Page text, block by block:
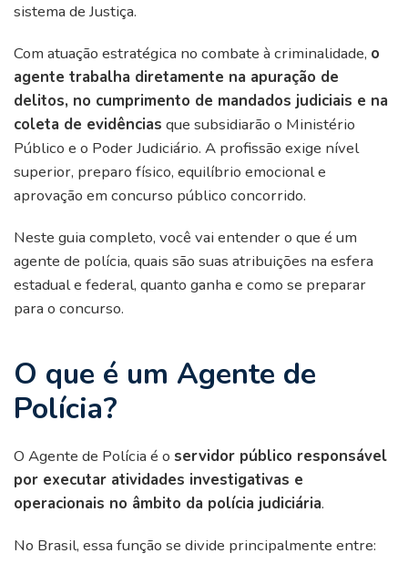
sistema de Justiça.
Com atuação estratégica no combate à criminalidade, o
agente trabalha diretamente na apuração de
delitos, no cumprimento de mandados judiciais e na
coleta de evidências que subsidiarão o Ministério
Público e o Poder Judiciário. A profissão exige nível
superior, preparo físico, equilíbrio emocional e
aprovação em concurso público concorrido.
Neste guia completo, você vai entender o que é um
agente de polícia, quais são suas atribuições na esfera
estadual e federal, quanto ganha e como se preparar
para o concurso.
O que é um Agente de
Polícia?
O Agente de Polícia é o servidor público responsável
por executar atividades investigativas e
operacionais no âmbito da polícia judiciária.
No Brasil, essa função se divide principalmente entre: